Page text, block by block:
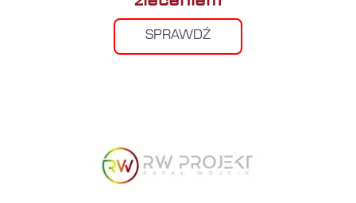
SPRAWDŹ